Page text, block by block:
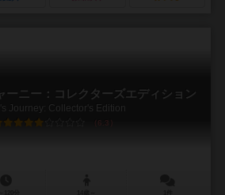
ーニー：コレクターズエディション
Journey: Collector's Edition
6.3